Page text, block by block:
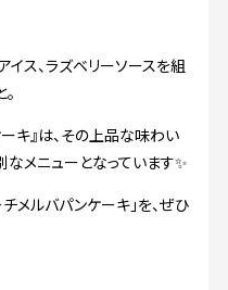
イス、ラズベリーソースを組
キ』は、その上品な味わい
メニューとなっています✨
メルバパンケーキ」を、ぜひ